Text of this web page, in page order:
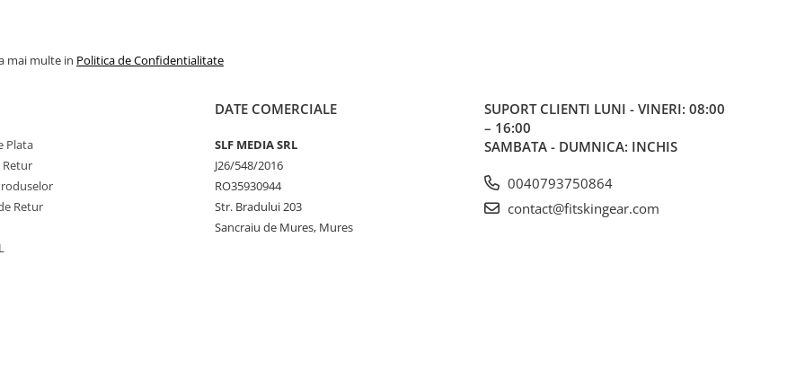
mai multe in Politica de Confidentialitate
Plata
Retur
Retur
DATE COMERCIALE
SLF MEDIA SRL
J26/548/2016
RO35930944
Str. Bradului 203
Sancraiu de Mures, Mures
SUPORT CLIENTI LUNI - VINERI: 08:00
– 16:00
SAMBATA - DUMNICA: INCHIS
0040793750864
contact@fitskingear.com